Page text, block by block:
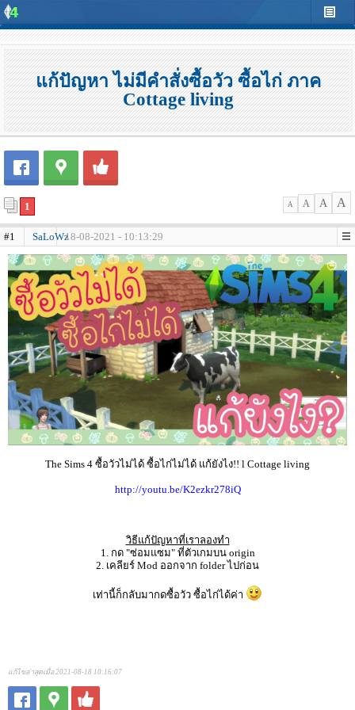
แก้ปัญหา ไม่มีคำสั่งซื้อวัว ซื้อไก่ ภาค
Cottage living
1 A A A A
#1 SaLoWz18-08-2021 - 10:13:29
The Sims 4 ซื้อวัวไม่ได้ ซื้อไก่ไม่ได้ แก้ยังไง!! l Cottage living
http://youtu.be/K2ezkr278iQ
วิธีแก้ปัญหาที่เราลองทำ
1. กด "ซ่อมแซม" ที่ตัวเกมบน origin
2. เคลียร์ Mod ออกจาก folder ไปก่อน
เท่านี้ก็กลับมากดซื้อวัว ซื้อไก่ได้ค่า
แก้ไขล่าสุดเมื่อ 2021-08-18 10:16:07